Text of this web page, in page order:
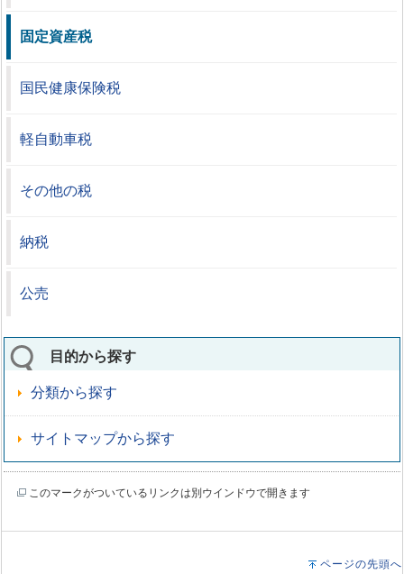
固定資産税
国民健康保険税
軽自動車税
その他の税
納税
公売
目的から探す
分類から探す
サイトマップから探す
このマークがついているリンクは別ウインドウで開きます
ページの先頭へ